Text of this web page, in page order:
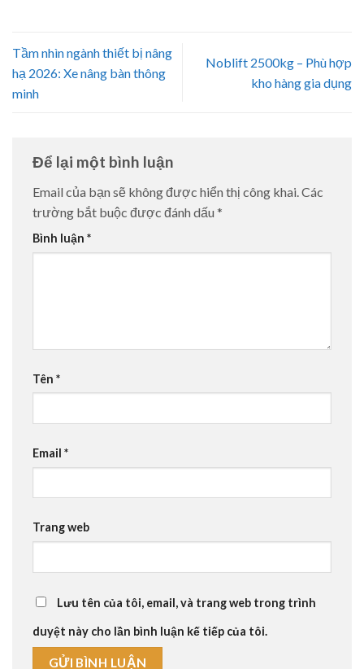
Tầm nhìn ngành thiết bị nâng
hạ 2026: Xe nâng bàn thông
minh
Noblift 2500kg – Phù hợp
kho hàng gia dụng
Để lại một bình luận
Email của bạn sẽ không được hiển thị công khai.Các
trường bắt buộc được đánh dấu *
Bình luận *
Tên *
Email *
Trang web
Lưu tên của tôi, email, và trang web trong trình
duyệt này cho lần bình luận kế tiếp của tôi.